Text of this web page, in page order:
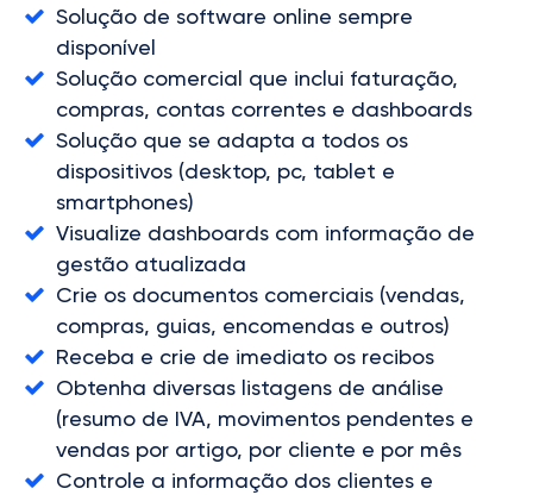
Solução de software online sempre
disponível
Solução comercial que inclui faturação,
compras, contas correntes e dashboards
Solução que se adapta a todos os
dispositivos (desktop, pc, tablet e
smartphones)
Visualize dashboards com informação de
gestão atualizada
Crie os documentos comerciais (vendas,
compras, guias, encomendas e outros)
Receba e crie de imediato os recibos
Obtenha diversas listagens de análise
(resumo de IVA, movimentos pendentes e
vendas por artigo, por cliente e por mês
Controle a informação dos clientes e